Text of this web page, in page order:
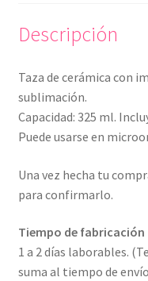
Descripción
Taza de cerámica con
sublimación.
Capacidad: 325 ml.
Puede usarse en
Una vez hecha tu
para confirmarlo.
Tiempo de fabricación
1 a 2 días laborables.
suma al tiempo de